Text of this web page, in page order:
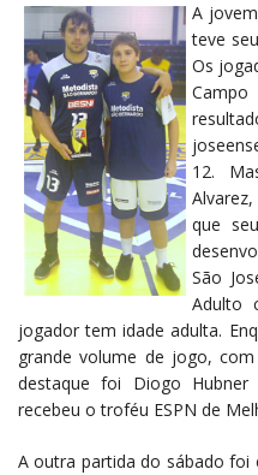
A
teve
Os
12.
que
São
Adulto
jogador tem idade adulta.
grande volume de jogo,
destaque foi Diogo
recebeu o troféu ESPN de
A outra partida do sábado foi